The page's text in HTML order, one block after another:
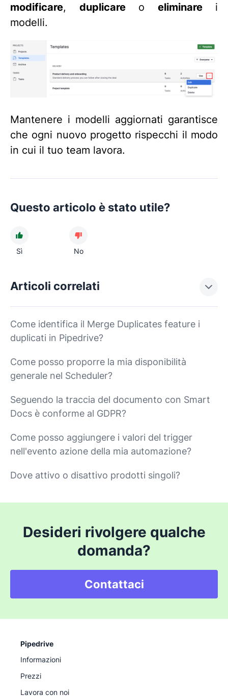
modificare, duplicareo eliminarei
modelli.
Mantenere i modelli aggiornati garantisce
che ogni nuovo progetto rispecchi il modo
in cui il tuo team lavora.
Questo articolo è stato utile?
Sì No
Articoli correlati
Come identifica il Merge Duplicates feature i
duplicati in Pipedrive?
Come posso proporre la mia disponibilità
generale nel Scheduler?
Seguendo la traccia del documento con Smart
Docs è conforme al GDPR?
Come posso aggiungere i valori del trigger
nell'evento azione della mia automazione?
Dove attivo o disattivo prodotti singoli?
Desideri rivolgere qualche
domanda?
Contattaci
Pipedrive
Informazioni
Prezzi
Lavora con noi